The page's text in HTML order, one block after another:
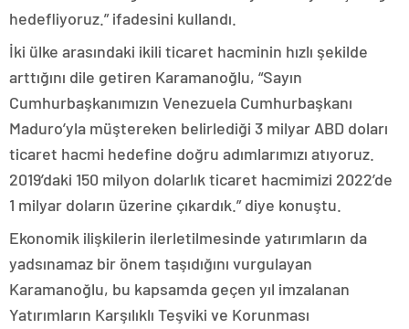
hedefliyoruz.” ifadesini kullandı.
İki ülke arasındaki ikili ticaret hacminin hızlı şekilde
arttığını dile getiren Karamanoğlu, “Sayın
Cumhurbaşkanımızın Venezuela Cumhurbaşkanı
Maduro’yla müştereken belirlediği 3 milyar ABD doları
ticaret hacmi hedefine doğru adımlarımızı atıyoruz.
2019’daki 150 milyon dolarlık ticaret hacmimizi 2022’de
1 milyar doların üzerine çıkardık.” diye konuştu.
Ekonomik ilişkilerin ilerletilmesinde yatırımların da
yadsınamaz bir önem taşıdığını vurgulayan
Karamanoğlu, bu kapsamda geçen yıl imzalanan
Yatırımların Karşılıklı Teşviki ve Korunması